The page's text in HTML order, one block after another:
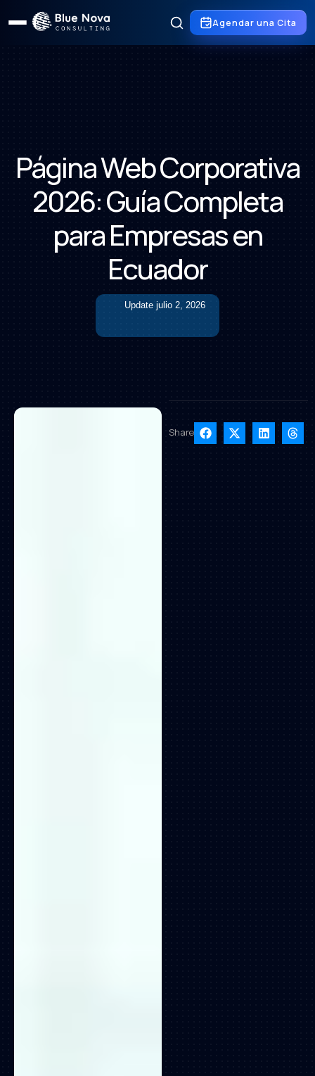
Agendar una Cita
Página Web Corporativa
2026: Guía Completa
para Empresas en
Ecuador
Update julio 2, 2026
Share